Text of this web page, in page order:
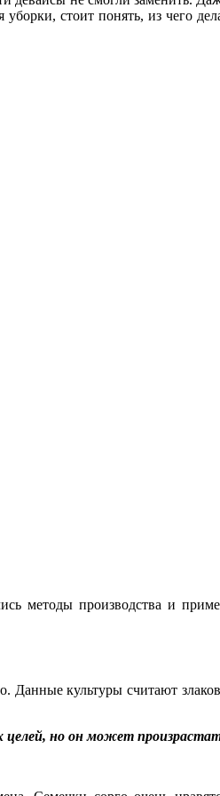
стоит понять, из чего
методы производства и
Данные культуры считают
но он может